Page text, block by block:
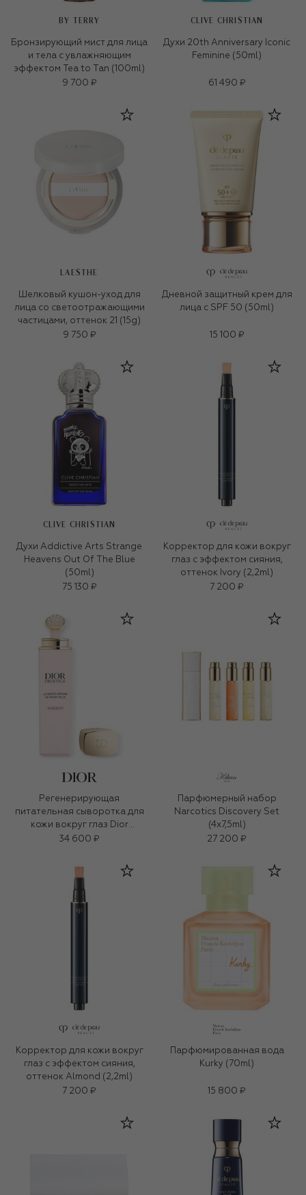
BY TERRY
Бронзирующий мист для лица
и тела с увлажняющим
эффектом Tea to Tan (100ml)
9 700 ₽
CLIVE CHRISTIAN
Духи 20th Anniversary Iconic
Feminine (50ml)
61 490 ₽
LAESTHE
Шелковый кушон-уход для
лица со светоотражающими
частицами, оттенок 21 (15g)
9 750 ₽
Дневной защитный крем для
лица с SPF 50 (50ml)
15 100 ₽
CLIVE CHRISTIAN
Духи Addictive Arts Strange
Heavens Out Of The Blue
(50ml)
75 130 ₽
Корректор для кожи вокруг
глаз с эффектом сияния,
оттенок Ivory (2,2ml)
7 200 ₽
Регенерирующая
питательная сыворотка для
кожи вокруг глаз Dior
Prestige (20ml)
34 600 ₽
Парфюмерный набор
Narcotics Discovery Set
(4x7,5ml)
27 200 ₽
Корректор для кожи вокруг
глаз с эффектом сияния,
оттенок Almond (2,2ml)
7 200 ₽
Парфюмированная вода
Kurky (70ml)
15 800 ₽